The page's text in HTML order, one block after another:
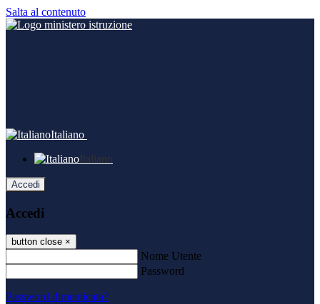
Salta al contenuto
Italiano
Italiano
Accedi
Accedi
button close ×
Nome Utente
Password
Password dimenticata?